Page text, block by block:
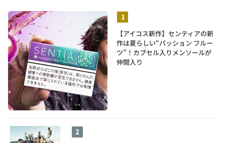
【アイコス新作】センティアの新
作は夏らしい“パッション フルー
ツ”！カプセル入りメンソールが
仲間入り